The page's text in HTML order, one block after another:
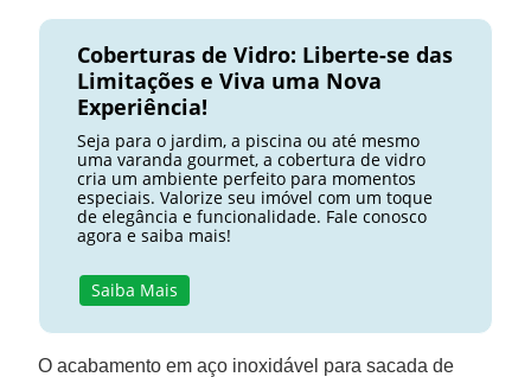
Coberturas de Vidro: Liberte-se das
Limitações e Viva uma Nova
Experiência!
Seja para o jardim, a piscina ou até mesmo
uma varanda gourmet, a cobertura de vidro
cria um ambiente perfeito para momentos
especiais. Valorize seu imóvel com um toque
de elegância e funcionalidade. Fale conosco
agora e saiba mais!
Saiba Mais
O acabamento em aço inoxidável para sacada de